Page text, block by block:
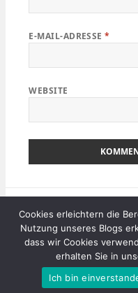
E-MAIL-ADRESSE*
WEBSITE
Denmark –
Top Walk –
Mit Stolz präsentiert von
Cookies erleichtern die
Nutzung unseres Blogs
dass wir Cookies
erhalten Sie in
Ich bin